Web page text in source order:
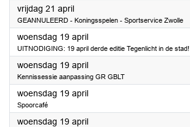
vrijdag 21 april2023
GEANNULEERD - Koningsspelen - Sportservice Zwolle
woensdag 19 april2023
UITNODIGING: 19 april derde editie Tegenlicht in de stad!
woensdag 19 april2023
Kennissessie aanpassing GR GBLT
woensdag 19 april2023
Spoorcafé
woensdag 19 april2023